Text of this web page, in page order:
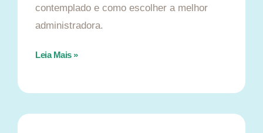
contemplado e como escolher a melhor
administradora.
Leia Mais »